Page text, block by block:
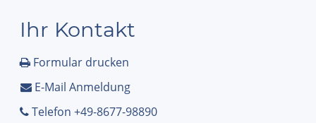
Ihr Kontakt
Formular drucken
E-Mail Anmeldung
Telefon +49-8677-98890